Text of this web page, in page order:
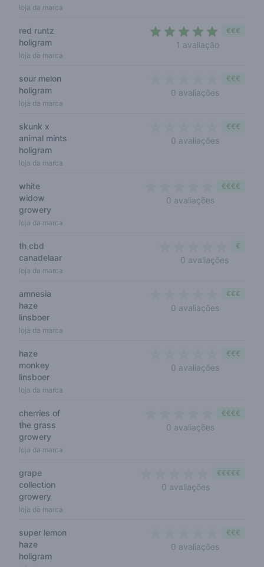
loja da marca
red runtz
holigram
loja da marca
1 avaliação
€€€
sour melon
holigram
loja da marca
0 avaliações
€€€
skunk x
animal mints
holigram
loja da marca
0 avaliações
€€€
white
widow
growery
loja da marca
0 avaliações
€€€€
th cbd
canadelaar
loja da marca
0 avaliações
€
amnesia
haze
linsboer
loja da marca
0 avaliações
€€€
haze
monkey
linsboer
loja da marca
0 avaliações
€€€
cherries of
the grass
growery
loja da marca
0 avaliações
€€€€
grape
collection
growery
loja da marca
0 avaliações
€€€€€
super lemon
haze
holigram
0 avaliações
€€€